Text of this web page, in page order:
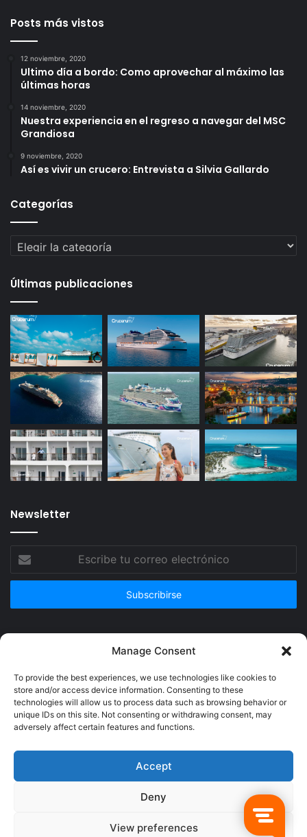
Manage Consent
To provide the best experiences, we use technologies like cookies to
store and/or access device information. Consenting to these
technologies will allow us to process data such as browsing behavior or
unique IDs on this site. Not consenting or withdrawing consent, may
adversely affect certain features and functions.
Accept
Deny
View preferences
Posts más vistos
12 noviembre, 2020
Ultimo día a bordo: Como aprovechar al máximo las
últimas horas
14 noviembre, 2020
Nuestra experiencia en el regreso a navegar del MSC
Grandiosa
9 noviembre, 2020
Así es vivir un crucero: Entrevista a Silvia Gallardo
Categorías
Categorías
Últimas publicaciones
Newsletter
correo
© Copyright 2026, Todos los derechos reservados @Crucerum |
Facebook
TwitterYouTubeInstagram